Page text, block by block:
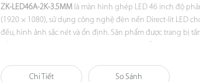
ZK-LED46A-2K-3.5MM là màn hình ghép LED 46 inch độ
(1920 × 1080), sử dụng công nghệ đèn nền Direct-lit LED
đều, hình ảnh sắc nét và ổn định. Sản phẩm được trang bị
thống hiển thị chuyên nghiệp.
Chi Tiết So Sánh